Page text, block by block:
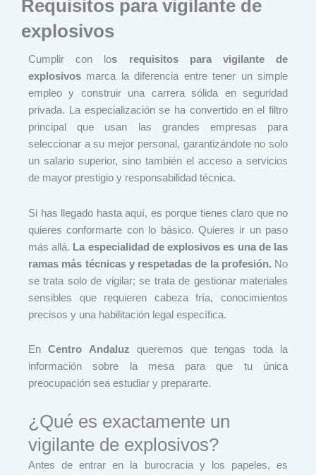
Requisitos para vigilante de
explosivos
Cumplir con los requisitos para vigilante de
explosivos marca la diferencia entre tener un simple
empleo y construir una carrera sólida en seguridad
privada. La especialización se ha convertido en el filtro
principal que usan las grandes empresas para
seleccionar a su mejor personal, garantizándote no solo
un salario superior, sino también el acceso a servicios
de mayor prestigio y responsabilidad técnica.
Si has llegado hasta aquí, es porque tienes claro que no
quieres conformarte con lo básico. Quieres ir un paso
más allá. La especialidad de explosivos es una de las
ramas más técnicas y respetadas de la profesión. No
se trata solo de vigilar; se trata de gestionar materiales
sensibles que requieren cabeza fría, conocimientos
precisos y una habilitación legal específica.
EnCentro Andaluz queremos que tengas toda la
información sobre la mesa para que tu única
preocupación sea estudiar y prepararte.
¿Qué es exactamente un
vigilante de explosivos?
Antes de entrar en la burocracia y los papeles, es